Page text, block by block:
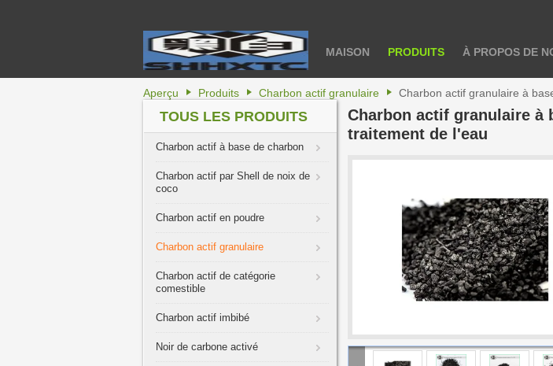
MAISON PRODUITS À PROPOS DE
Aperçu Produits Charbon actif granulaire Charbon actif granulaire à
TOUS LES PRODUITS
Charbon actif à base de charbon
Charbon actif par Shell de noix de
coco
Charbon actif en poudre
Charbon actif granulaire
Charbon actif de catégorie
comestible
Charbon actif imbibé
Noir de carbone activé
Charbon actif granulaire à
traitement de l'eau